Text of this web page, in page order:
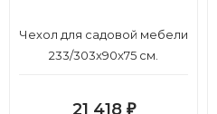
Чехол для садовой мебели
233/303x90x75 см.
21 418 ₽